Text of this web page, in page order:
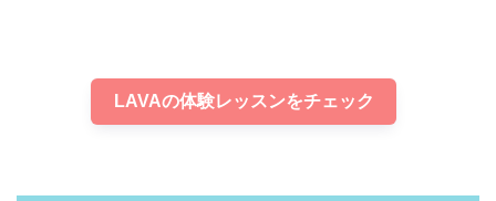
LAVAの体験レッスンをチェック